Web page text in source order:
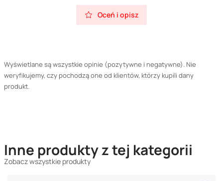
Oceń i opisz
Wyświetlane są wszystkie opinie (pozytywne i negatywne). Nie
weryfikujemy, czy pochodzą one od klientów, którzy kupili dany
produkt.
Inne produkty z tej kategorii
Zobacz wszystkie produkty